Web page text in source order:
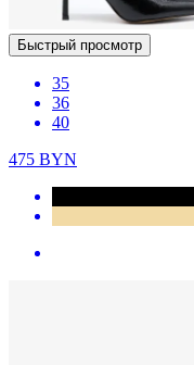
Быстрый просмотр
35
36
40
475 BYN